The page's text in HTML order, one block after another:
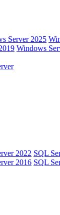
Server 2025
Windows
2022 SQL
2016 SQL